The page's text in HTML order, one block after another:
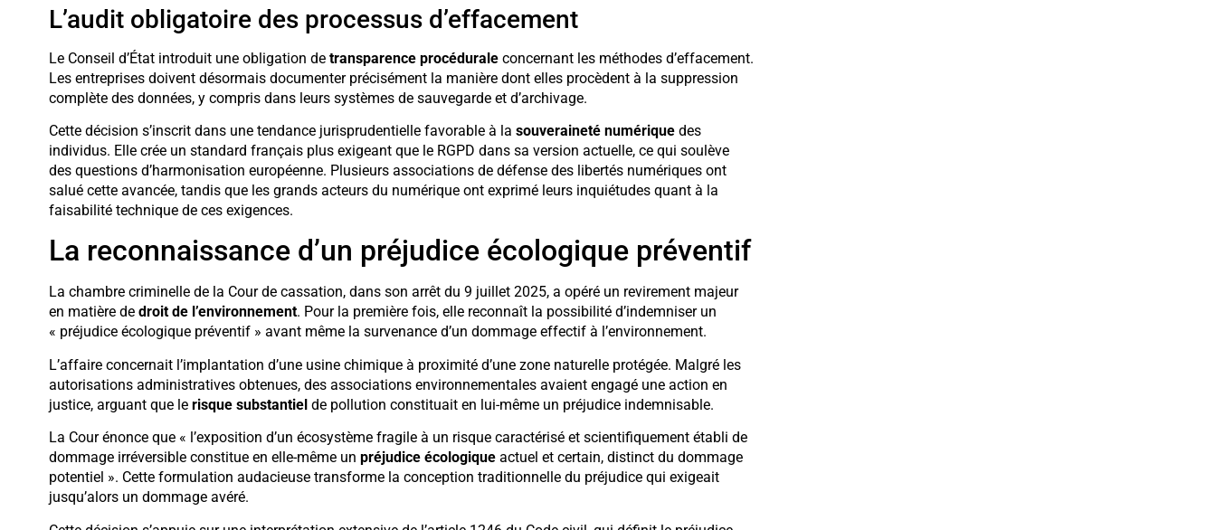
L’audit obligatoire des processus d’effacement
Le Conseil d’État introduit une obligation de transparence procéduraleconcernant les méthodes d’effacement.
Les entreprises doivent désormais documenter précisément la manière dont elles procèdent à la suppression
complète des données, y compris dans leurs systèmes de sauvegarde et d’archivage.
Cette décision s’inscrit dans une tendance jurisprudentielle favorable à la souveraineté numériquedes
individus. Elle crée un standard français plus exigeant que le RGPD dans sa version actuelle, ce qui soulève
des questions d’harmonisation européenne. Plusieurs associations de défense des libertés numériques ont
salué cette avancée, tandis que les grands acteurs du numérique ont exprimé leurs inquiétudes quant à la
faisabilité technique de ces exigences.
La reconnaissance d’un préjudice écologique préventif
La chambre criminelle de la Cour de cassation, dans son arrêt du 9 juillet 2025, a opéré un revirement majeur
en matière de droit de l’environnement. Pour la première fois, elle reconnaît la possibilité d’indemniser un
« préjudice écologique préventif » avant même la survenance d’un dommage effectif à l’environnement.
L’affaire concernait l’implantation d’une usine chimique à proximité d’une zone naturelle protégée. Malgré les
autorisations administratives obtenues, des associations environnementales avaient engagé une action en
justice, arguant que le risque substantielde pollution constituait en lui-même un préjudice indemnisable.
La Cour énonce que « l’exposition d’un écosystème fragile à un risque caractérisé et scientifiquement établi de
dommage irréversible constitue en elle-même un préjudice écologiqueactuel et certain, distinct du dommage
potentiel ». Cette formulation audacieuse transforme la conception traditionnelle du préjudice qui exigeait
jusqu’alors un dommage avéré.